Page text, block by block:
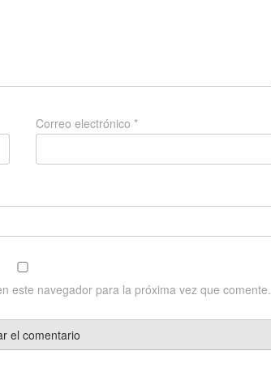
Correo electrónico *
este navegador para la próxima vez que comente.